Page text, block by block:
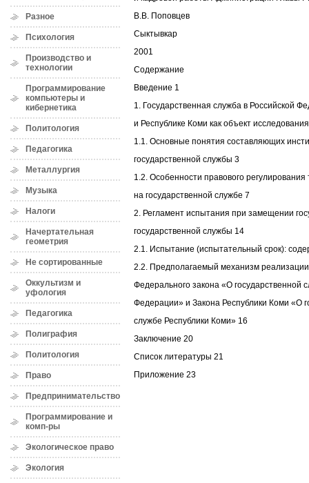
Разное
Психология
Производство и
технологии
Программирование
компьютеры и
кибернетика
Политология
Педагогика
Металлургия
Музыка
Налоги
Начертательная
геометрия
Не сортированные
Оккультизм и
уфология
Педагогика
Полиграфия
Политология
Право
Предпринимательство
Программирование и
комп-ры
Экологическое право
Экология
В.В. Поповцев
Сыктывкар
2001
Содержание
Введение 1
1. Государственная служба в Российской
и Республике Коми как объект
1.1. Основные понятия составляющих
государственной службы 3
1.2. Особенности правового
на государственной службе 7
2. Регламент испытания при замещении
государственной службы 14
2.1. Испытание (испытательный срок):
2.2. Предполагаемый механизм реализации
Федерального закона «О государственной
Федерации» и Закона Республики Коми «О
службе Республики Коми» 16
Заключение 20
Список литературы 21
Приложение 23